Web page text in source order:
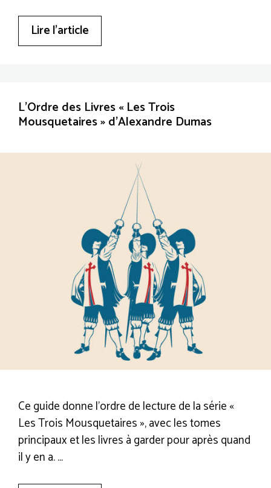
Lire l’article
L’Ordre des Livres « Les Trois
Mousquetaires » d’Alexandre Dumas
Ce guide donne l’ordre de lecture de la série «
Les Trois Mousquetaires », avec les tomes
principaux et les livres à garder pour après quand
il y en a. …